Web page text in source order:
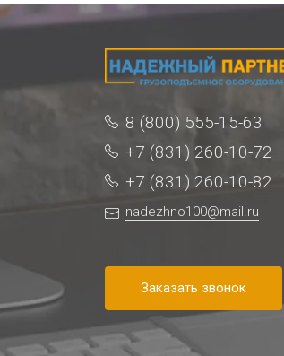
8 (800) 555-15-63
+7 (831) 260-10-72
+7 (831) 260-10-82
nadezhno100@mail.ru
Заказать звонок